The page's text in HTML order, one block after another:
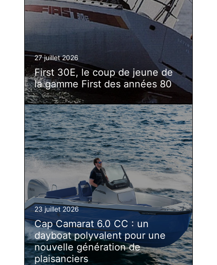
27 juillet 2026
First 30E, le coup de jeune de
la gamme First des années 80
23 juillet 2026
Cap Camarat 6.0 CC : un
dayboat polyvalent pour une
nouvelle génération de
plaisanciers